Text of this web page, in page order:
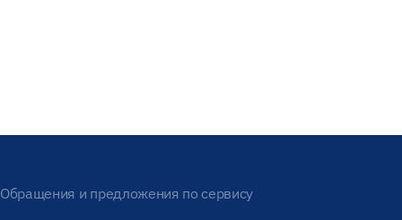
Обращения и предложения по сервису